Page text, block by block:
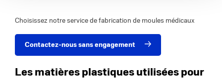
Choisissez notre service de fabrication de moules médicaux
Contactez-nous sans engagement
Les matières plastiques utilisées pour